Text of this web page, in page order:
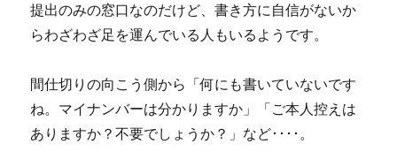
提出のみの窓口なのだけど、書き方に自信がないか
らわざわざ足を運んでいる人もいるようです。
間仕切りの向こう側から「何にも書いていないです
ね。マイナンバーは分かりますか」「ご本人控えは
ありますか？不要でしょうか？」など････。